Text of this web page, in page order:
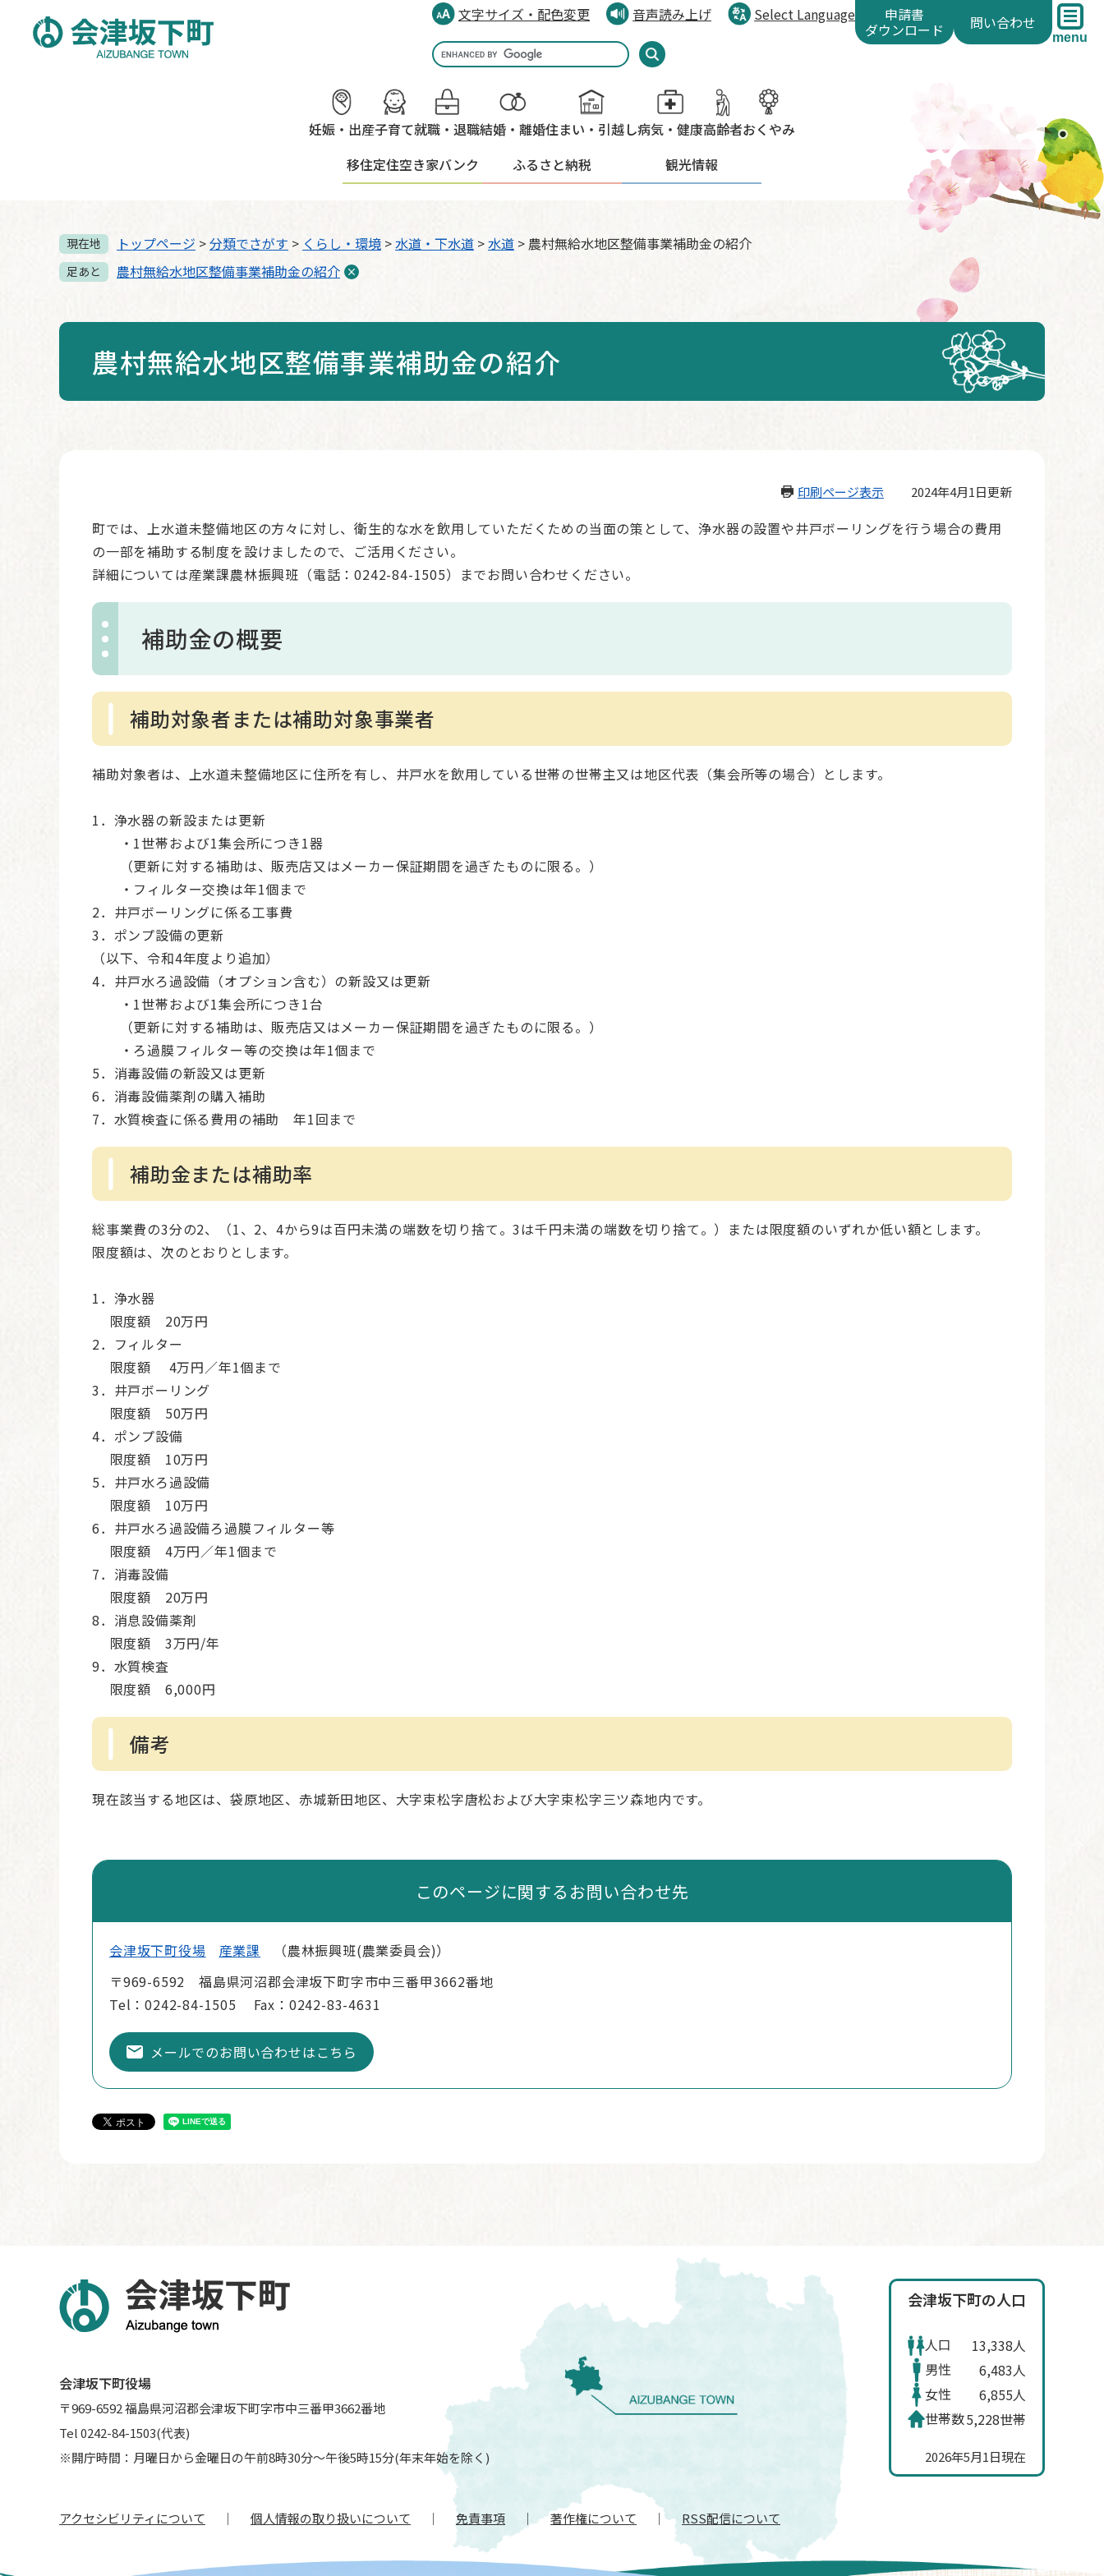
文字サイズ・配色変更 音声読み上げ
Select Language
Google
カ
ス
タ
ム
索
申請書
ダウンロード 問い合わせ
menu
妊娠・出産子育て就職・退職結婚・離婚住まい・引越し病気・健康高齢者おくやみ
移住定住空き家バンク ふるさと納税 観光情報
現在地 トップページ >分類でさがす > くらし・環境 >水道・下水道 >水道 > 農村無給水地区整備事業補助金の紹介
足あと 農村無給水地区整備事業補助金の紹介
農村無給水地区整備事業補助金の紹介
印刷ページ表示 2024年4月1日更新
町では、上水道未整備地区の方々に対し、衛生的な水を飲用していただくための当面の策として、浄水器の設置や井戸ボーリングを行う場合の費用
の一部を補助する制度を設けましたので、ご活用ください。
詳細については産業課農林振興班（電話：0242-84-1505）までお問い合わせください。
補助金の概要
補助対象者または補助対象事業者
補助対象者は、上水道未整備地区に住所を有し、井戸水を飲用している世帯の世帯主又は地区代表（集会所等の場合）とします。
1．浄水器の新設または更新
・1世帯および1集会所につき1器
（更新に対する補助は、販売店又はメーカー保証期間を過ぎたものに限る。）
・フィルター交換は年1個まで
2．井戸ボーリングに係る工事費
3．ポンプ設備の更新
（以下、令和4年度より追加）
4．井戸水ろ過設備（オプション含む）の新設又は更新
・1世帯および1集会所につき1台
（更新に対する補助は、販売店又はメーカー保証期間を過ぎたものに限る。）
・ろ過膜フィルター等の交換は年1個まで
5．消毒設備の新設又は更新
6．消毒設備薬剤の購入補助
7．水質検査に係る費用の補助 年1回まで
補助金または補助率
総事業費の3分の2、（1、2、4から9は百円未満の端数を切り捨て。3は千円未満の端数を切り捨て。）または限度額のいずれか低い額とします。
限度額は、次のとおりとします。
1．浄水器
限度額 20万円
2．フィルター
限度額 4万円／年1個まで
3．井戸ボーリング
限度額 50万円
4．ポンプ設備
限度額 10万円
5．井戸水ろ過設備
限度額 10万円
6．井戸水ろ過設備ろ過膜フィルター等
限度額 4万円／年1個まで
7．消毒設備
限度額 20万円
8．消息設備薬剤
限度額 3万円/年
9．水質検査
限度額 6,000円
備考
現在該当する地区は、袋原地区、赤城新田地区、大字束松字唐松および大字束松字三ツ森地内です。
このページに関するお問い合わせ先
会津坂下町役場 産業課
農林振興班(農業委員会)
〒969-6592 福島県河沼郡会津坂下町字市中三番甲3662番地
Tel：0242-84-1505
Fax：0242-83-4631
メールでのお問い合わせはこちら
アクセシビリティについて 個人情報の取り扱いについて 免責事項 著作権について RSS配信について
会津坂下町役場
〒969-6592 福島県河沼郡会津坂下町字市中三番甲3662番地
Tel 0242-84-1503(代表)
※開庁時間：月曜日から金曜日の午前8時30分～午後5時15分(年末年始を除く)
会津坂下町の人口
人口
13,338人
男性
6,483人
女性
6,855人
世帯数5,228世帯
2026年5月1日現在